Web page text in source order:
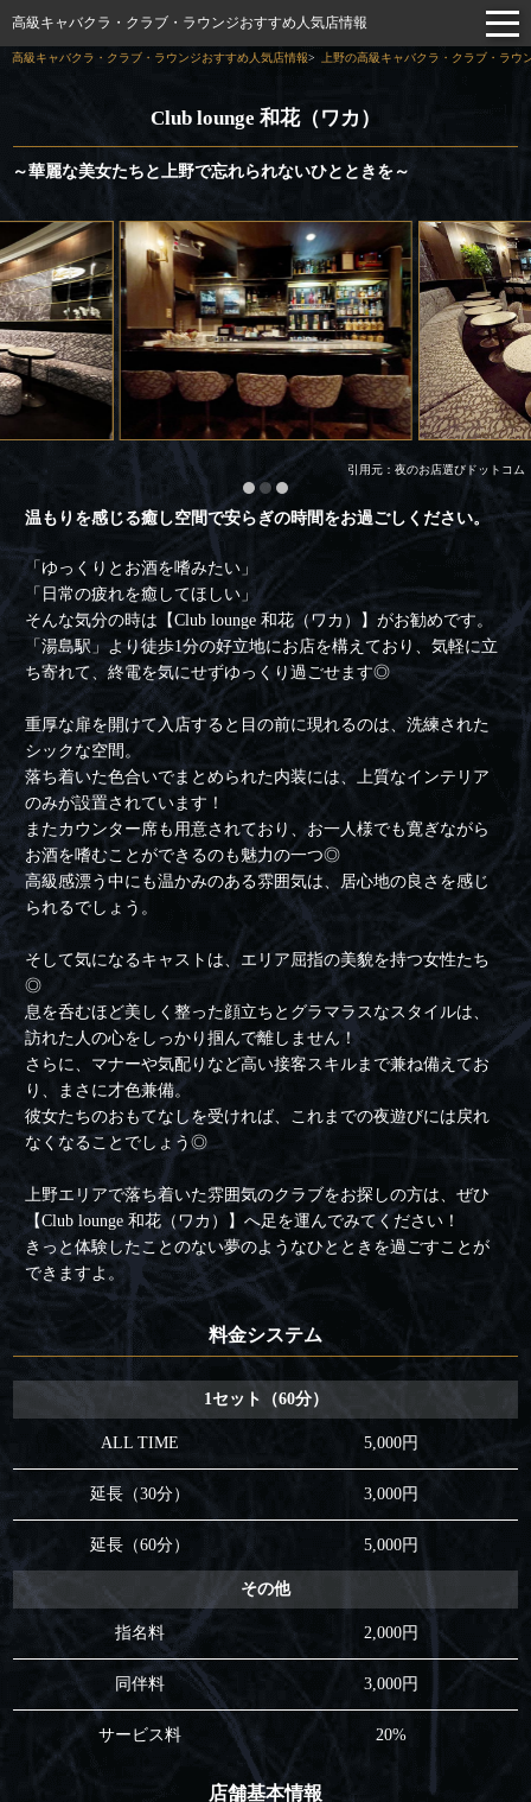
高級キャバクラ・クラブ・ラウンジおすすめ人気店情報
高級キャバクラ・クラブ・ラウンジおすすめ人気店情報 上野の高級キャバクラ・クラブ・ラウ
Club lounge 和花（ワカ）
～華麗な美女たちと上野で忘れられないひとときを～
引用元：夜のお店選びドットコム
温もりを感じる癒し空間で安らぎの時間をお過ごしください。
「ゆっくりとお酒を嗜みたい」
「日常の疲れを癒してほしい」
そんな気分の時は【Club lounge 和花（ワカ）】がお勧めです。
「湯島駅」より徒歩1分の好立地にお店を構えており、気軽に立
ち寄れて、終電を気にせずゆっくり過ごせます◎
重厚な扉を開けて入店すると目の前に現れるのは、洗練された
シックな空間。
落ち着いた色合いでまとめられた内装には、上質なインテリア
のみが設置されています！
またカウンター席も用意されており、お一人様でも寛ぎながら
お酒を嗜むことができるのも魅力の一つ◎
高級感漂う中にも温かみのある雰囲気は、居心地の良さを感じ
られるでしょう。
そして気になるキャストは、エリア屈指の美貌を持つ女性たち
◎
息を呑むほど美しく整った顔立ちとグラマラスなスタイルは、
訪れた人の心をしっかり掴んで離しません！
さらに、マナーや気配りなど高い接客スキルまで兼ね備えてお
り、まさに才色兼備。
彼女たちのおもてなしを受ければ、これまでの夜遊びには戻れ
なくなることでしょう◎
上野エリアで落ち着いた雰囲気のクラブをお探しの方は、ぜひ
【Club lounge 和花（ワカ）】へ足を運んでみてください！
きっと体験したことのない夢のようなひとときを過ごすことが
できますよ。
料金システム
1セット（60分）
ALL TIME 5,000円
延長（30分） 3,000円
延長（60分） 5,000円
その他
指名料 2,000円
同伴料 3,000円
サービス料 20%
店舗基本情報